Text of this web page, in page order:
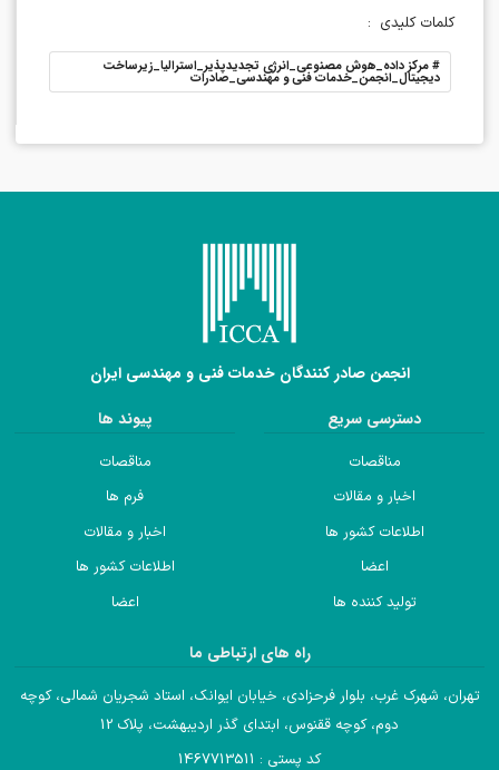
کلمات کلیدی :
#مرکز داده_هوش مصنوعی_انرژی تجدیدپذیر_استرالیا_زیرساخت
دیجیتال_انجمن_خدمات فنی و مهندسی_صادرات
انجمن صادر کنندگان خدمات فنی و مهندسی ایران
دسترسی سریع
مناقصات
اخبار و مقالات
اطلاعات کشور ها
اعضا
تولید کننده ها
پیوند ها
مناقصات
فرم ها
اخبار و مقالات
اطلاعات کشور ها
اعضا
راه های ارتباطی ما
تهران، شهرک غرب، بلوار فرحزادی، خیابان ایوانک، استاد شجریان شمالی، کوچه
دوم، کوچه ققنوس، ابتدای گذر اردیبهشت، پلاک 12
کد پستی : 1467713511